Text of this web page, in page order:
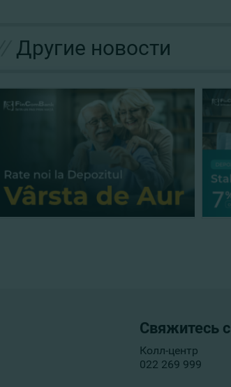
Другие новости
Свяжитесь
Колл-центр
022 269 999